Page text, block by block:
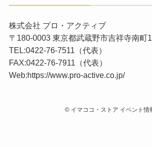
株式会社 プロ・アクティブ
〒180-0003 東京都武蔵野市吉祥寺南町
TEL:0422-76-7511（代表）
FAX:0422-76-7911（代表）
Web:https://www.pro-active.co.jp/
© イマココ・ストア イベント情